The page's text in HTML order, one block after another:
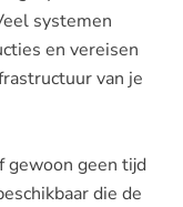
systemen
en vereisen
van je
gewoon geen tijd
die de